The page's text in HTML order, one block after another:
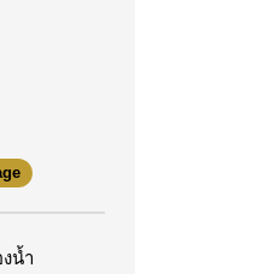
น้ำ